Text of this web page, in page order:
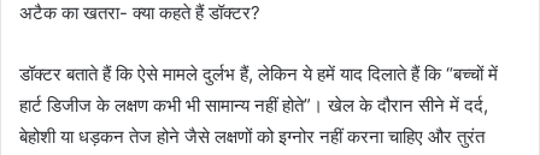
अटैक का खतरा- क्या कहते हैं डॉक्टर?
डॉक्टर बताते हैं कि ऐसे मामले दुर्लभ हैं, लेकिन ये हमें याद दिलाते हैं कि “बच्चों में
हार्ट डिजीज के लक्षण कभी भी सामान्य नहीं होते”। खेल के दौरान सीने में दर्द,
बेहोशी या धड़कन तेज होने जैसे लक्षणों को इग्नोर नहीं करना चाहिए और तुरंत